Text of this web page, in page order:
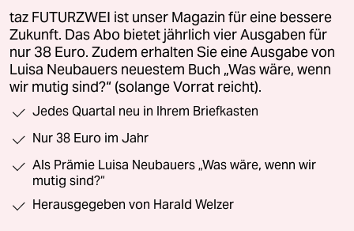
taz FUTURZWEI ist unser Magazin für eine bessere
Zukunft. Das Abo bietet jährlich vier Ausgaben für
nur 38 Euro. Zudem erhalten Sie eine Ausgabe von
Luisa Neubauers neuestem Buch „Was wäre, wenn
wir mutig sind?“ (solange Vorrat reicht).
Jedes Quartal neu in Ihrem Briefkasten
Nur 38 Euro im Jahr
Als Prämie Luisa Neubauers „Was wäre, wenn wir
mutig sind?“
Herausgegeben von Harald Welzer